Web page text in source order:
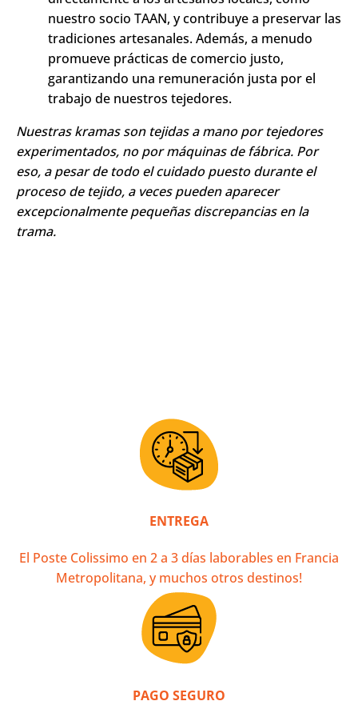
nuestro socio TAAN, y contribuye a preservar las
tradiciones artesanales. Además, a menudo
promueve prácticas de comercio justo,
garantizando una remuneración justa por el
trabajo de nuestros tejedores.
Nuestras kramas son tejidas a mano por tejedores
experimentados, no por máquinas de fábrica. Por
eso, a pesar de todo el cuidado puesto durante el
proceso de tejido, a veces pueden aparecer
excepcionalmente pequeñas discrepancias en la
trama.
ENTREGA
El Poste Colissimo en 2 a 3 días laborables en Francia
Metropolitana, y muchos otros destinos!
PAGO SEGURO